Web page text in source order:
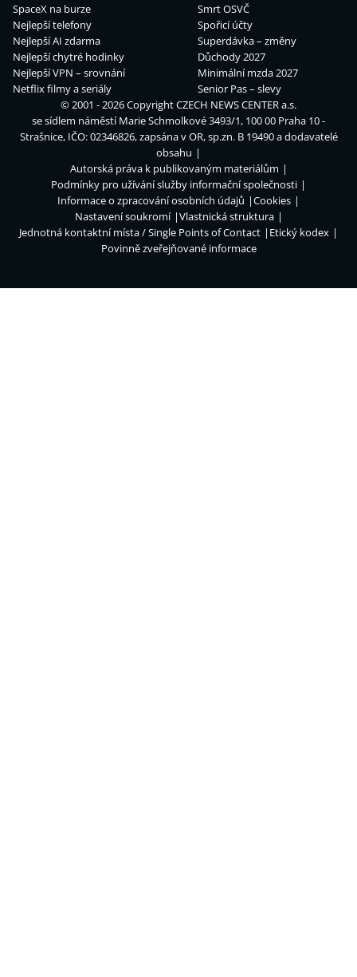
SpaceX na burze
Nejlepší telefony
Nejlepší AI zdarma
Nejlepší chytré hodinky
Nejlepší VPN – srovnání
Netflix filmy a seriály
Smrt OSVČ
Spořicí účty
Superdávka – změny
Důchody 2027
Minimální mzda 2027
Senior Pas – slevy
© 2001 - 2026 CopyrightCZECH NEWS CENTER a.s.
se sídlem náměstí Marie Schmolkové 3493/1, 100 00 Praha 10 -
Strašnice, IČO: 02346826, zapsána v OR, sp.zn. B 19490 a dodavatelé
obsahu
Autorská práva k publikovaným materiálům
Podmínky pro užívání služby informační společnosti
Informace o zpracování osobních údajů
Cookies
Nastavení soukromí
Vlastnická struktura
Jednotná kontaktní místa / Single Points of Contact
Etický kodex
Povinně zveřejňované informace